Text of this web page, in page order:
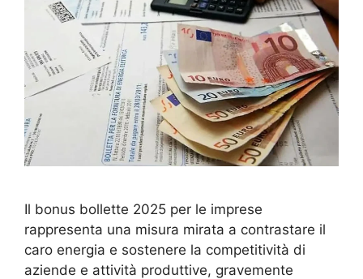
Il bonus bollette 2025 per le imprese
rappresenta una misura mirata a contrastare il
caro energia e sostenere la competitività di
aziende e attività produttive, gravemente